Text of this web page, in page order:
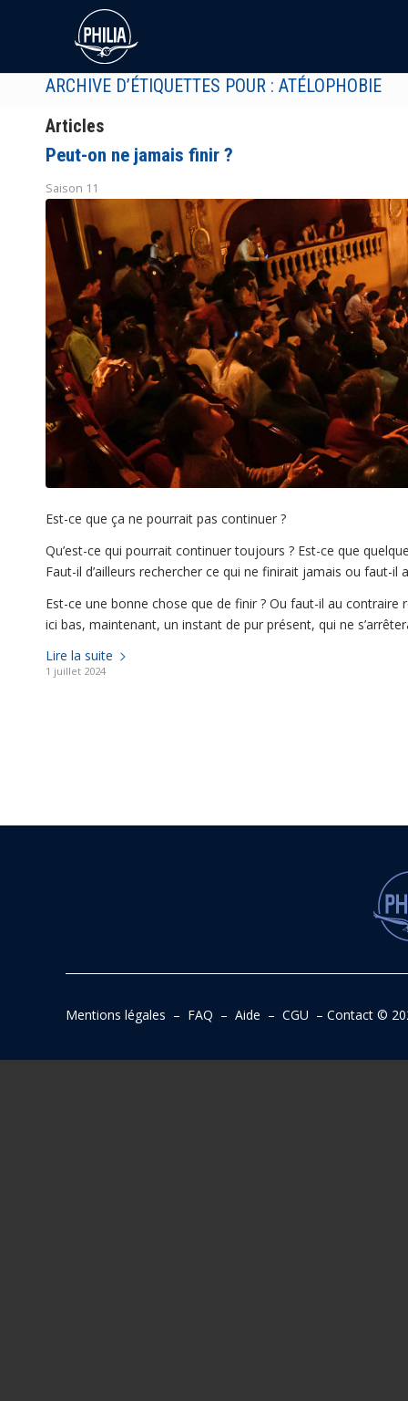
ARCHIVE D’ÉTIQUETTES POUR : ATÉLOPHOBIE
Articles
Peut-on ne jamais finir ?
Saison 11
Est-ce que ça ne pourrait pas continuer ?
Qu’est-ce qui pourrait continuer toujours ? Est-ce que
Faut-il d’ailleurs rechercher ce qui ne finirait jamais ou faut-
Est-ce une bonne chose que de finir ? Ou faut-il au
ici bas, maintenant, un instant de pur présent, qui ne
Lire la suite
1 juillet 2024
Mentions légales – FAQ – Aide – CGU – Contact©